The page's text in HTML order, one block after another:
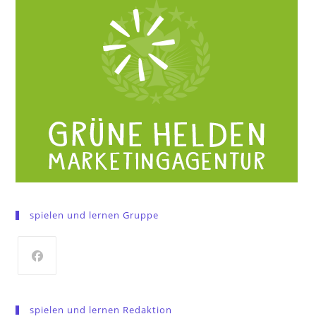
spielen und lernen Gruppe
a
spielen und lernen Redaktion